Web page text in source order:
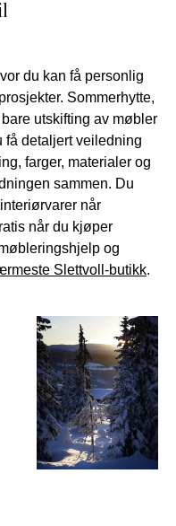
du kan få personlig
Sommerhytte,
utskifting av møbler
få detaljert veiledning
farger, materialer og
sammen. Du
når
når du kjøper
og
Slettvoll-butikk.